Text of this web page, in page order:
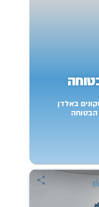
באלדן
הבטוחה